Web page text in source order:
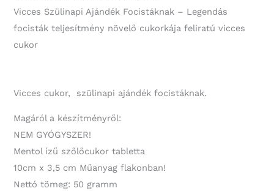
mennyiség
Vicces Szülinapi Ajándék Focistáknak – Legendás
focisták teljesítmény növelő cukorkája feliratú vicces
cukor
Vicces cukor, szülinapi ajándék focistáknak.
Magáról a készítményről:
NEM GYÓGYSZER!
Mentol ízű szőlőcukor tabletta
10cm x 3,5 cm Műanyag flakonban!
Nettó tömeg: 50 gramm